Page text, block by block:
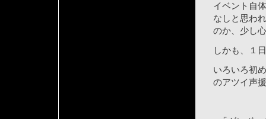
イベント自
なしと思わ
のか、少し
しかも、１
いろいろ初
のアツイ声